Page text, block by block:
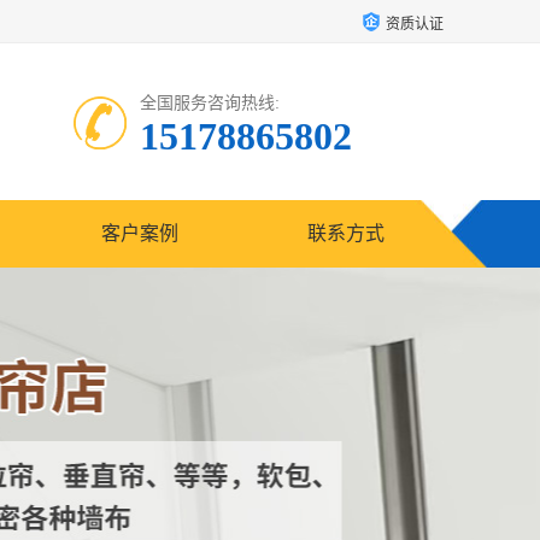
资质认证
全国服务咨询热线:
15178865802
客户案例 联系方式